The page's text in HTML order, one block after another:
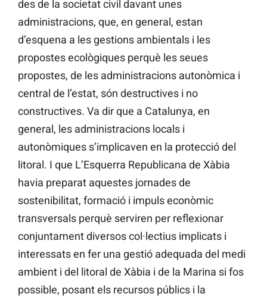
des de la societat civil davant unes
administracions, que, en general, estan
d’esquena a les gestions ambientals i les
propostes ecològiques perquè les seues
propostes, de les administracions autonòmica i
central de l’estat, són destructives i no
constructives. Va dir que a Catalunya, en
general, les administracions locals i
autonòmiques s’implicaven en la protecció del
litoral. I que L’Esquerra Republicana de Xàbia
havia preparat aquestes jornades de
sostenibilitat, formació i impuls econòmic
transversals perquè serviren per reflexionar
conjuntament diversos col·lectius implicats i
interessats en fer una gestió adequada del medi
ambient i del litoral de Xàbia i de la Marina si fos
possible, posant els recursos públics i la